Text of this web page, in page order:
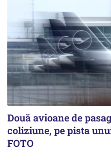
Două avioane de
coliziune, pe pista
FOTO